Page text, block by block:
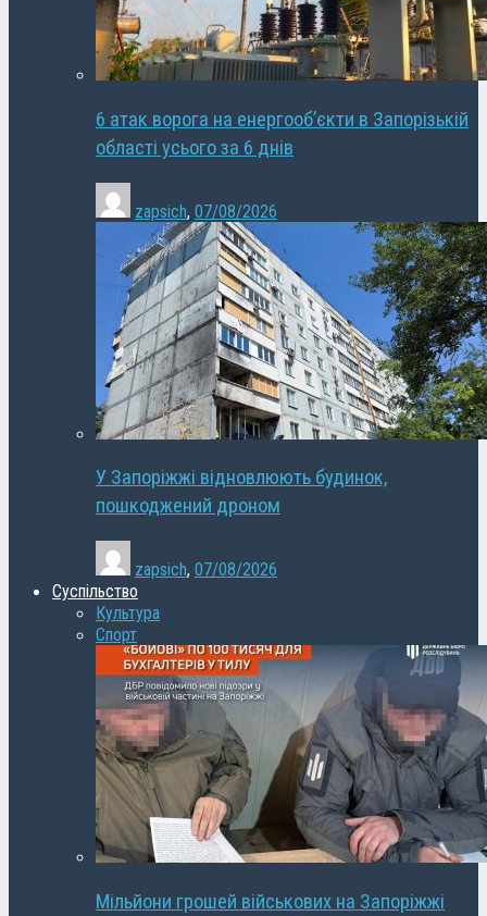
6 атак ворога на енергооб’єкти в Запорізькій
області усього за 6 днів
zapsich, 07/08/2026
У Запоріжжі відновлюють будинок,
пошкоджений дроном
zapsich, 07/08/2026
Суспільство
Культура
Спорт
Мільйони грошей військових на Запоріжжі